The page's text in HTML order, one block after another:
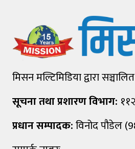
मिसन मल्टिमिडिया द्वारा सञ्चालित
सूचना तथा प्रशारण विभाग:
प्रधान सम्पादक:विनोद पौडेल